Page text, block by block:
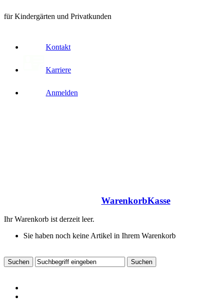
für Kindergärten und Privatkunden
Kontakt
Karriere
Anmelden
WarenkorbKasse
Ihr Warenkorb ist derzeit leer.
Sie haben noch keine Artikel in Ihrem Warenkorb